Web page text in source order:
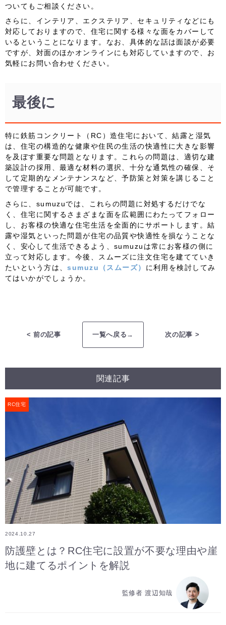
ついてもご相談ください。
さらに、インテリア、エクステリア、セキュリティなどにも
対応しておりますので、住宅に関する様々な面をカバーして
いるということになります。なお、具体的な話は面談が必要
ですが、対面のほかオンラインにも対応していますので、お
気軽にお問い合わせください。
最後に
特に鉄筋コンクリート（RC）造住宅において、結露と湿気
は、住宅の構造的な健康や住民の生活の快適性に大きな影響
を及ぼす重要な問題となります。これらの問題は、適切な建
築設計の採用、最適な材料の選択、十分な通気性の確保、そ
して定期的なメンテナンスなど、予防策と対策を講じること
で管理することが可能です。
さらに、sumuzuでは、これらの問題に対処するだけでな
く、住宅に関するさまざまな面を広範囲にわたってフォロー
し、お客様の快適な住宅生活を全面的にサポートします。結
露や湿気といった問題が住宅の品質や快適性を損なうことな
く、安心して生活できるよう、sumuzuは常にお客様の側に
立って対応します。今後、スムーズに注文住宅を建てていき
たいという方は、sumuzu（スムーズ） に利用を検討してみ
てはいかがでしょうか。
< 前の記事 一覧へ戻る→ 次の記事 >
関連記事
RC住宅
2024.10.27
防護壁とは？RC住宅に設置が不要な理由や崖
地に建てるポイントを解説
監修者 渡辺知哉